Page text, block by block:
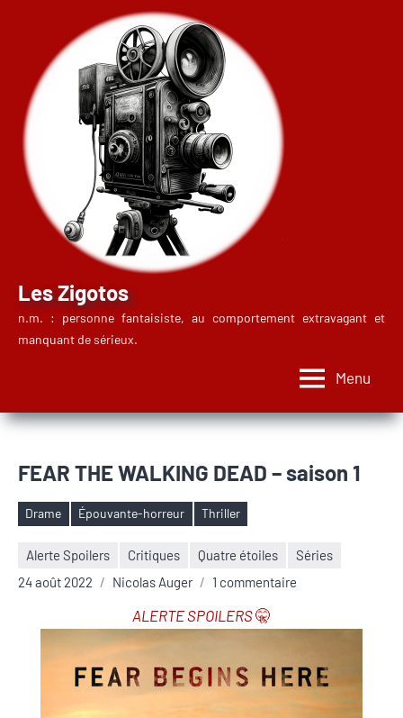
contenu
Les Zigotos
n.m. : personne fantaisiste, au comportement extravagant et
manquant de sérieux.
Menu
FEAR THE WALKING DEAD – saison 1
Étiquettes
Drame Épouvante-horreur Thriller
Alerte Spoilers Critiques Quatre étoiles
Séries
24 août 2022
Nicolas Auger 1 commentaire